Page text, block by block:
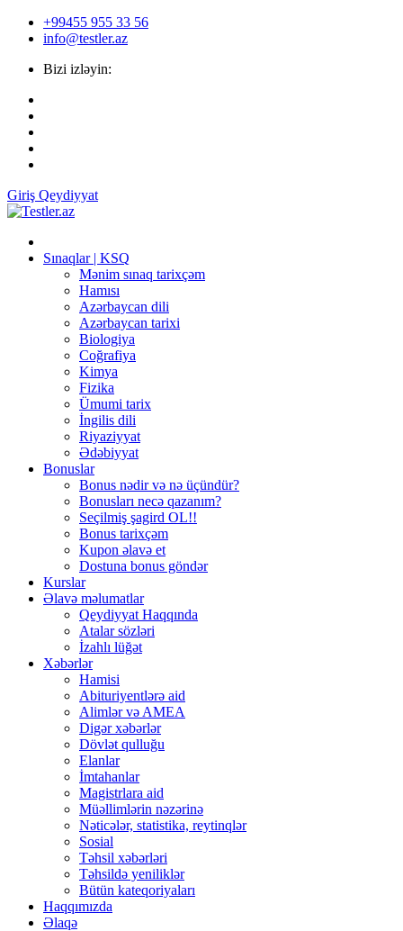
+99455 955 33 56
info@testler.az
Bizi izləyin:
Giriş Qeydiyyat
Sınaqlar | KSQ
Mənim sınaq tarixçəm
Hamısı
Azərbaycan dili
Azərbaycan tarixi
Biologiya
Coğrafiya
Kimya
Fizika
Ümumi tarix
İngilis dili
Riyaziyyat
Ədəbiyyat
Bonuslar
Bonus nədir və nə üçündür?
Bonusları necə qazanım?
Seçilmiş şagird OL!!
Bonus tarixçəm
Kupon əlavə et
Dostuna bonus göndər
Kurslar
Əlavə məlumatlar
Qeydiyyat Haqqında
Atalar sözləri
İzahlı lüğət
Xəbərlər
Hamisi
Abituriyentlərə aid
Alimlər və AMEA
Digər xəbərlər
Dövlət qulluğu
Elanlar
İmtahanlar
Magistrlara aid
Müəllimlərin nəzərinə
Nəticələr, statistika, reytinqlər
Sosial
Təhsil xəbərləri
Təhsildə yeniliklər
Bütün kateqoriyaları
Haqqımızda
Əlaqə